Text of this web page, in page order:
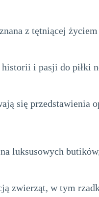
z tętniącej
historii i pasji do
się przedstawienia
luksusowych
zwierząt, w tym